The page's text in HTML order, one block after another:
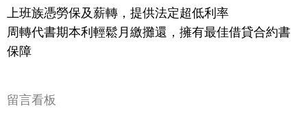
上班族憑勞保及薪轉，提供法定超低利率
周轉代書期本利輕鬆月繳攤還，擁有最佳借貸合約書
保障
留言看板